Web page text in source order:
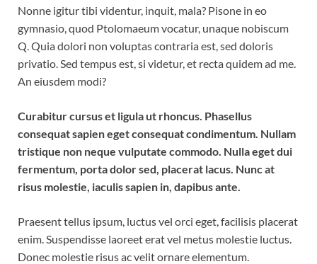
Nonne igitur tibi videntur, inquit, mala? Pisone in eo
gymnasio, quod Ptolomaeum vocatur, unaque nobiscum
Q. Quia dolori non voluptas contraria est, sed doloris
privatio. Sed tempus est, si videtur, et recta quidem ad me.
An eiusdem modi?
Curabitur cursus et ligula ut rhoncus. Phasellus
consequat sapien eget consequat condimentum. Nullam
tristique non neque vulputate commodo. Nulla eget dui
fermentum, porta dolor sed, placerat lacus. Nunc at
risus molestie, iaculis sapien in, dapibus ante.
Praesent tellus ipsum, luctus vel orci eget, facilisis placerat
enim. Suspendisse laoreet erat vel metus molestie luctus.
Donec molestie risus ac velit ornare elementum.